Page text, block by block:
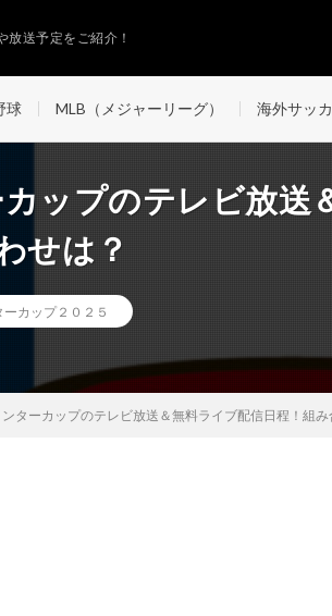
放送予定をご紹介！
球 MLB（メジャーリーグ） 海外サッ
ップのテレビ放送
せは？
ーカップ２０２５
ンターカップのテレビ放送＆無料ライブ配信日程！組み